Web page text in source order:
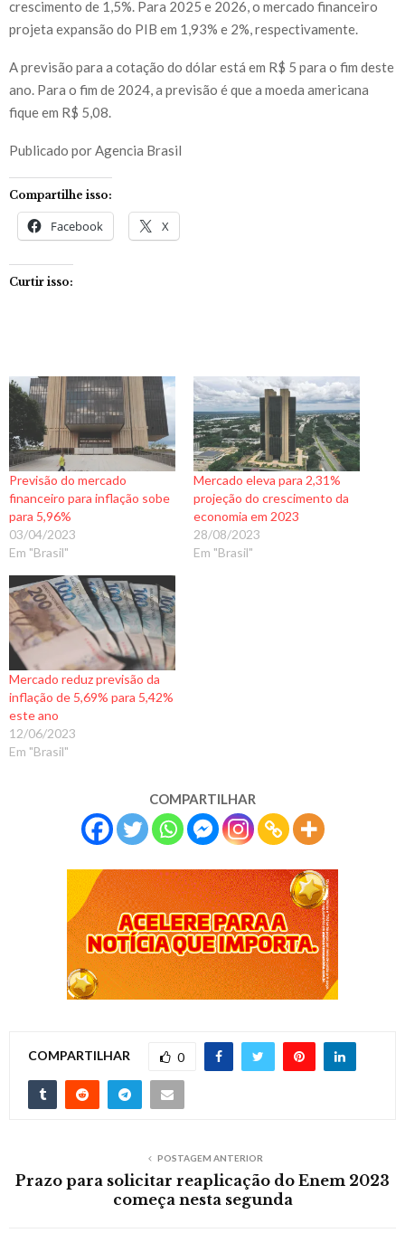
crescimento de 1,5%. Para 2025 e 2026, o mercado financeiro
projeta expansão do PIB em 1,93% e 2%, respectivamente.
A previsão para a cotação do dólar está em R$ 5 para o fim deste
ano. Para o fim de 2024, a previsão é que a moeda americana
fique em R$ 5,08.
Publicado por Agencia Brasil
Compartilhe isso:
Facebook X
Curtir isso:
Previsão do mercado
financeiro para inflação sobe
para 5,96%
03/04/2023
Em "Brasil"
Mercado eleva para 2,31%
projeção do crescimento da
economia em 2023
28/08/2023
Em "Brasil"
Mercado reduz previsão da
inflação de 5,69% para 5,42%
este ano
12/06/2023
Em "Brasil"
COMPARTILHAR
COMPARTILHAR 0
POSTAGEM ANTERIOR
Prazo para solicitar reaplicação do Enem 2023
começa nesta segunda